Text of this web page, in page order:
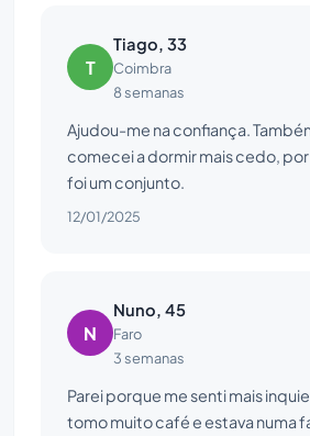
T
Tiago, 33
Coimbra
8 semanas
Ajudou-me na confiança.
comecei a dormir mais cedo,
foi um conjunto.
12/01/2025
N
Nuno, 45
Faro
3 semanas
Parei porque me senti mais
tomo muito café e estava numa